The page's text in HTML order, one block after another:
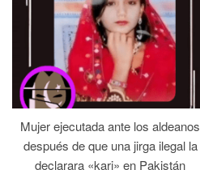
Mujer ejecutada ante los aldeanos
después de que una jirga ilegal la
declarara «kari» en Pakistán